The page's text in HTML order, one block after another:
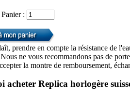
:
prendre en compte la résistance de
ne vous recommandons pas de
la montre de remboursement,
acheter Replica horlogère